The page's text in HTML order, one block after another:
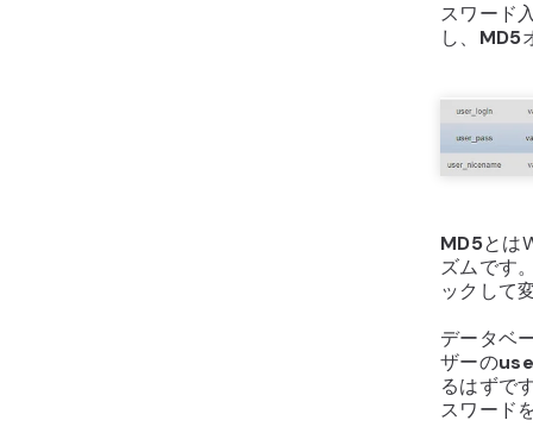
スワード
し、 MD5
MD5とは
ズムです
ックして
データベ
ザーの
るはずで
スワード